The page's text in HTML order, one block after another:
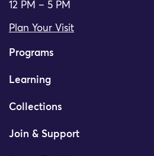
12 PM – 5 PM
Plan Your Visit
Programs
Learning
Collections
Join & Support